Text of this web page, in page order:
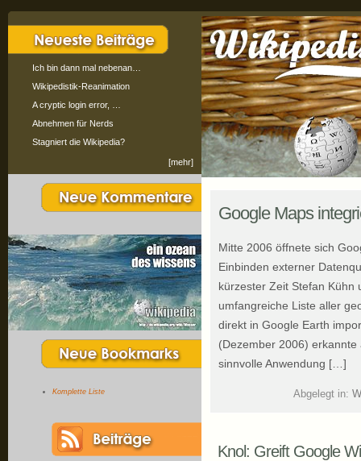
Ich bin dann mal nebenan…
Wikipedistik-Reanimation
A cryptic login error, …
Abnehmen für Nerds
Stagniert die Wikipedia?
[mehr]
Komplette Liste
Google Maps
Mitte 2006 öffnete sich
Einbinden externer
kürzester Zeit Stefan Kühn
umfangreiche Liste aller
direkt in Google Earth
(Dezember 2006)
sinnvolle Anwendung […]
Abgelegt in:
Knol: Greift Google